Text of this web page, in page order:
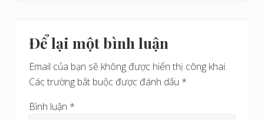
Để lại một bình luận
Email của bạn sẽ không được hiển thị công khai.
Các trường bắt buộc được đánh dấu *
Bình luận *